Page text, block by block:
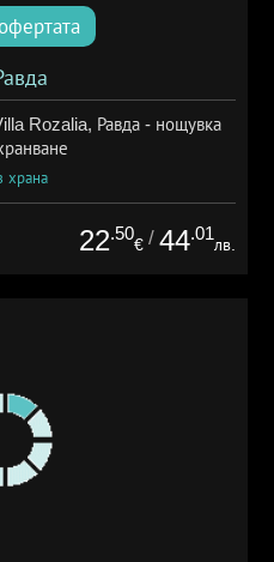
Rozalia, Равда - нощувка
храна
22.50
€ / 44.01
лв.